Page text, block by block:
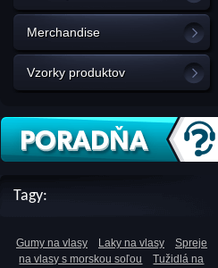
Merchandise
Vzorky produktov
Tagy:
Gumy na vlasy Laky na vlasy
Spreje
na vlasy s morskou soľou
Tužidlá na